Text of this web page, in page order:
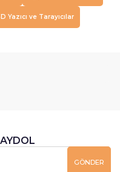
Yazıcı ve Tarayıcılar
GÖNDER